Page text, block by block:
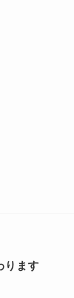
ります